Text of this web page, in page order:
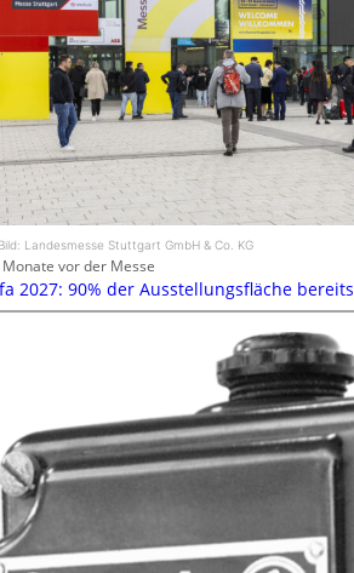
Landesmesse Stuttgart GmbH & Co. KG
vor der Messe
2027: 90% der Ausstellungsfläche